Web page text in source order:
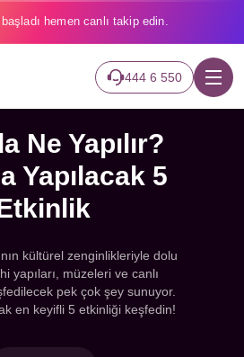
hemen canlı takip edin.
444 6 550
Ne Yapılır?
Yapılacak 5
kültürel zenginlikleriyle dolu
yapıları, müzeleri ve canlı
pek çok şey sunuyor.
en keyifli 5 etkinliği keşfedin!